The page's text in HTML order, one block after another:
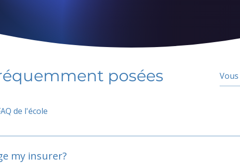
posées
de l'école
my insurer?